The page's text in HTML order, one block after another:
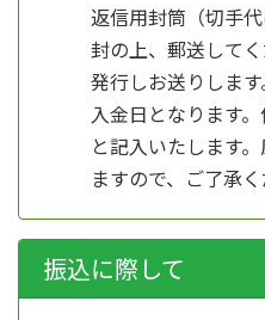
返信用封筒（切手
封の上、郵送して
発行しお送りしま
入金日となります
と記入いたします
ますので、ご了承く
振込に際して